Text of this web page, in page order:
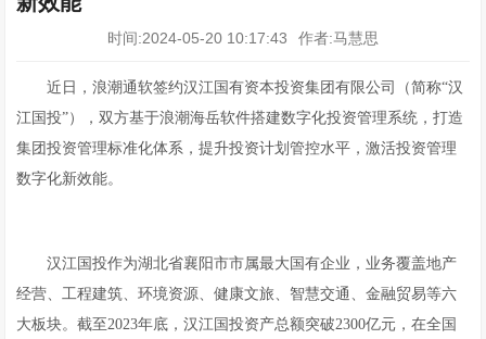
时间:2024-05-20 10:17:43 作者:马慧思
近日，浪潮通软签约汉江国有资本投资集团有限公司（简称“汉
江国投”），双方基于浪潮海岳软件搭建数字化投资管理系统，打造
集团投资管理标准化体系，提升投资计划管控水平，激活投资管理
数字化新效能。
汉江国投作为湖北省襄阳市市属最大国有企业，业务覆盖地产
经营、工程建筑、环境资源、健康文旅、智慧交通、金融贸易等六
大板块。截至2023年底，汉江国投资产总额突破2300亿元，在全国